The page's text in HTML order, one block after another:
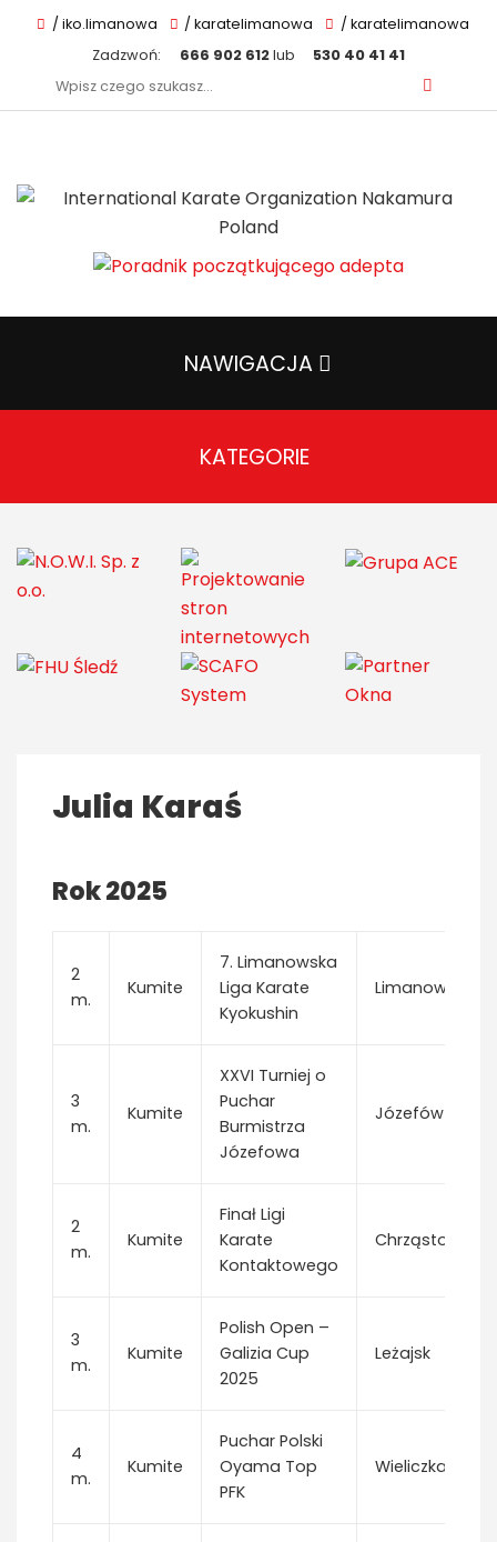
/ iko.limanowa / karatelimanowa
/ karatelimanowa
Zadzwoń:
666 902 612lub
530 40 41 41
Szukaj:
NAWIGACJA
KATEGORIE
Julia Karaś
Rok 2025
2
m.
Kumite
7. Limanowska
Liga Karate
Kyokushin
Limanowa
3
m.
Kumite
XXVI Turniej o
Puchar
Burmistrza
Józefowa
Józefów
2
m.
Kumite
Finał Ligi
Karate
Kontaktowego
Chrząstowice
3
m.
Kumite
Polish Open –
Galizia Cup
2025
Leżajsk
4
m.
Kumite
Puchar Polski
Oyama Top
PFK
Wieliczka